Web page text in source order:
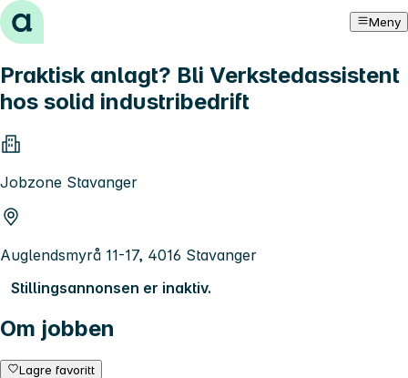
Hopp til innhold Meny
Praktisk anlagt? Bli Verkstedassistent
hos solid industribedrift
Jobzone Stavanger
Auglendsmyrå 11-17, 4016 Stavanger
Stillingsannonsen er inaktiv.
Om jobben
Lagre favoritt